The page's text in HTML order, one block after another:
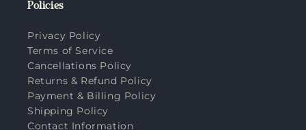
Policies
Privacy Policy
Terms of Service
Cancellations Policy
Returns & Refund Policy
Payment & Billing Policy
Shipping Policy
Contact Information